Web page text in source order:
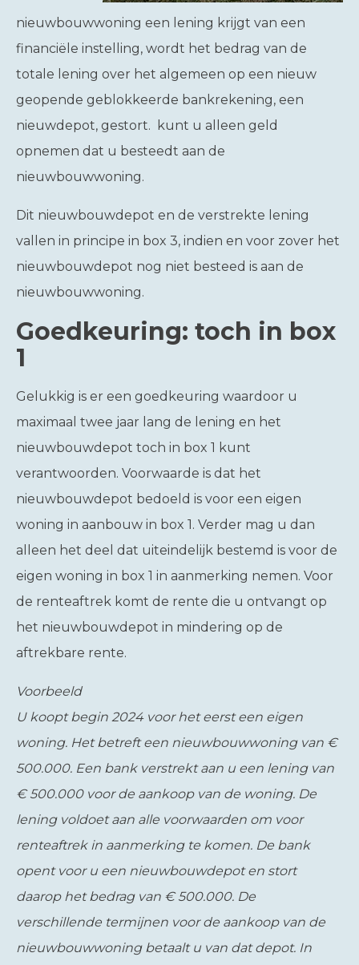
nieuwbouwwoning een lening krijgt van een
financiële instelling, wordt het bedrag van de
totale lening over het algemeen op een nieuw
geopende geblokkeerde bankrekening, een
nieuwdepot, gestort. kunt u alleen geld
opnemen dat u besteedt aan de
nieuwbouwwoning.
Dit nieuwbouwdepot en de verstrekte lening
vallen in principe in box 3, indien en voor zover het
nieuwbouwdepot nog niet besteed is aan de
nieuwbouwwoning.
Goedkeuring: toch in box
1
Gelukkig is er een goedkeuring waardoor u
maximaal twee jaar lang de lening en het
nieuwbouwdepot toch in box 1 kunt
verantwoorden. Voorwaarde is dat het
nieuwbouwdepot bedoeld is voor een eigen
woning in aanbouw in box 1. Verder mag u dan
alleen het deel dat uiteindelijk bestemd is voor de
eigen woning in box 1 in aanmerking nemen. Voor
de renteaftrek komt de rente die u ontvangt op
het nieuwbouwdepot in mindering op de
aftrekbare rente.
Voorbeeld
U koopt begin 2024 voor het eerst een eigen
woning. Het betreft een nieuwbouwwoning van €
500.000. Een bank verstrekt aan u een lening van
€ 500.000 voor de aankoop van de woning. De
lening voldoet aan alle voorwaarden om voor
renteaftrek in aanmerking te komen. De bank
opent voor u een nieuwbouwdepot en stort
daarop het bedrag van € 500.000. De
verschillende termijnen voor de aankoop van de
nieuwbouwwoning betaalt u van dat depot. In